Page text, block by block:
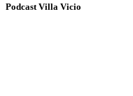
Podcast Villa Vicio